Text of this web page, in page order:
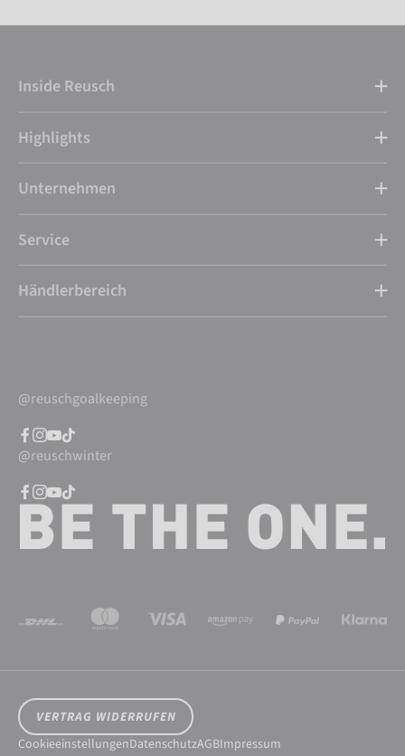
Inside Reusch
Highlights
Unternehmen
Service
Händlerbereich
@reuschgoalkeeping
@reuschwinter
VERTRAG WIDERRUFEN
CookieeinstellungenDatenschutzAGBImpressum